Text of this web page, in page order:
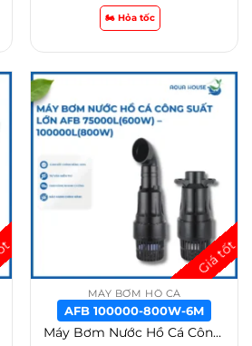
🏍️ Hỏa tốc
MÁY BƠM HỒ CÁ
AFB 100000-800W-6M
Máy Bơm Nước Hồ Cá Công Suất Lớn AFB 75000L(600W) – 100000L(800W) – AFB 100000-800W-6M